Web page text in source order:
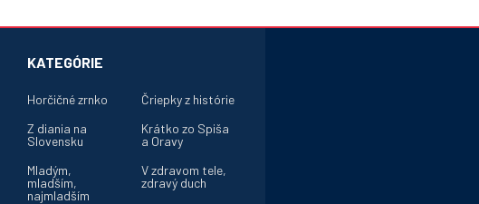
KATEGÓRIE
Horčičné zrnko
Čriepky z histórie
Z diania na
Slovensku
Krátko zo Spiša
a Oravy
Mladým,
mladším,
najmladším
V zdravom tele,
zdravý duch